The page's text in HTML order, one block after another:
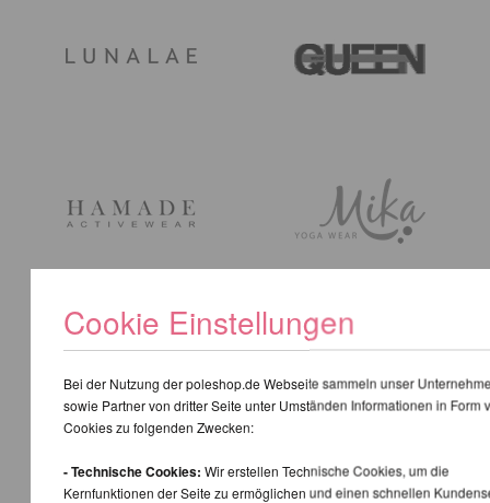
Cookie Einstellungen
Bei der Nutzung der poleshop.de Webseite sammeln unser
sowie Partner von dritter Seite unter Umständen Informationen in Form
Cookies zu folgenden Zwecken:
- Technische Cookies: Wir erstellen Technische Cookies, um die
Kernfunktionen der Seite zu ermöglichen und einen schnellen